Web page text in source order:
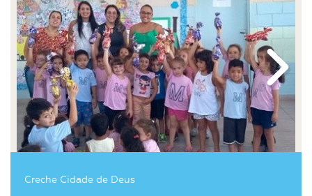
Creche Cidade de Deus
Próximo